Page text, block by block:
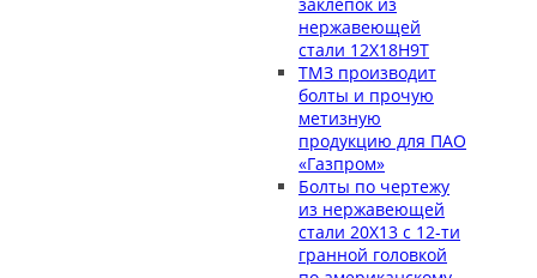
нержавеющей
стали 12Х18Н9Т
ТМЗ производит
болты и прочую
метизную
продукцию для ПАО
«Газпром»
Болты по чертежу
из нержавеющей
стали 20Х13 с 12-ти
гранной головкой